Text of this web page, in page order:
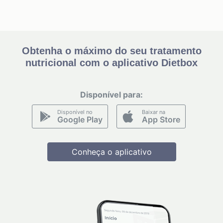
Obtenha o máximo do seu tratamento
nutricional com o aplicativo Dietbox
Disponível para:
Disponível no
Google Play
Baixar na
App Store
Conheça o aplicativo